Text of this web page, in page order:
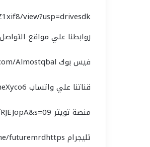
view?usp=drivesdk
روابطنا علي مواقع
فيس بوك https://www.facebook.com/Almostqbal
قناتنا علي واتساب https://chat.whatsapp.com/EZ7olCEoi0V96RoheXyco6
منصة تويتر https://x.com/fmrd2019?t=o3U_8omf-ONeiHfRJEJopA&s=09
تليجرام https://t.me/futuremrdhttps://